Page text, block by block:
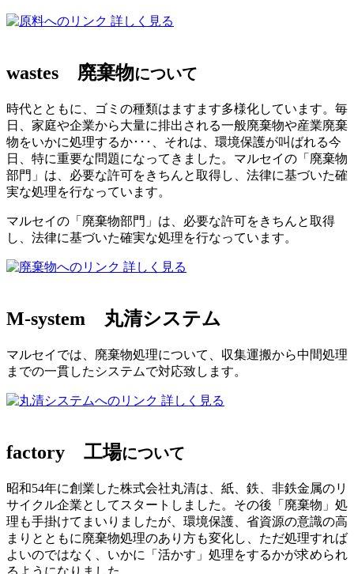
詳しく見る
wastes 廃棄物について
時代とともに、ゴミの種類はますます多様化しています。毎
日、家庭や企業から大量に排出される一般廃棄物や産業廃棄
物をいかに処理するか･･･、それは、環境保護が叫ばれる今
日、特に重要な問題になってきました。マルセイの「廃棄物
部門」は、必要な許可をきちんと取得し、法律に基づいた確
実な処理を行なっています。
マルセイの「廃棄物部門」は、必要な許可をきちんと取得
し、法律に基づいた確実な処理を行なっています。
詳しく見る
M-system 丸清システム
マルセイでは、廃棄物処理について、収集運搬から中間処理
までの一貫したシステムで対応致します。
詳しく見る
factory 工場について
昭和54年に創業した株式会社丸清は、紙、鉄、非鉄金属のリ
サイクル企業としてスタートしました。その後「廃棄物」処
理も手掛けてまいりましたが、環境保護、省資源の意識の高
まりとともに廃棄物処理のあり方も変化し、ただ処理すれば
よいのではなく、いかに「活かす」処理をするかが求められ
るようになりました。